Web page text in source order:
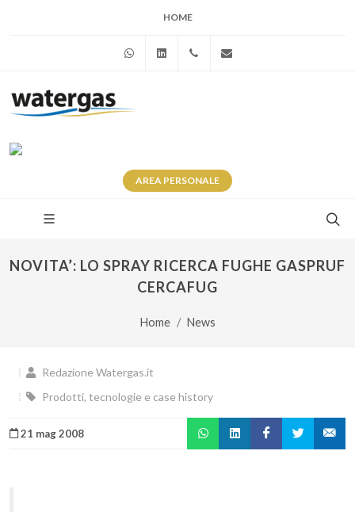
HOME
WhatsAppLinkedin+39 345 281 0246
AREA PERSONALE
NOVITA’: LO SPRAY RICERCA FUGHE GASPRUF
CERCAFUG
Home News
Redazione Watergas.it
Prodotti, tecnologie e case history
21 mag 2008